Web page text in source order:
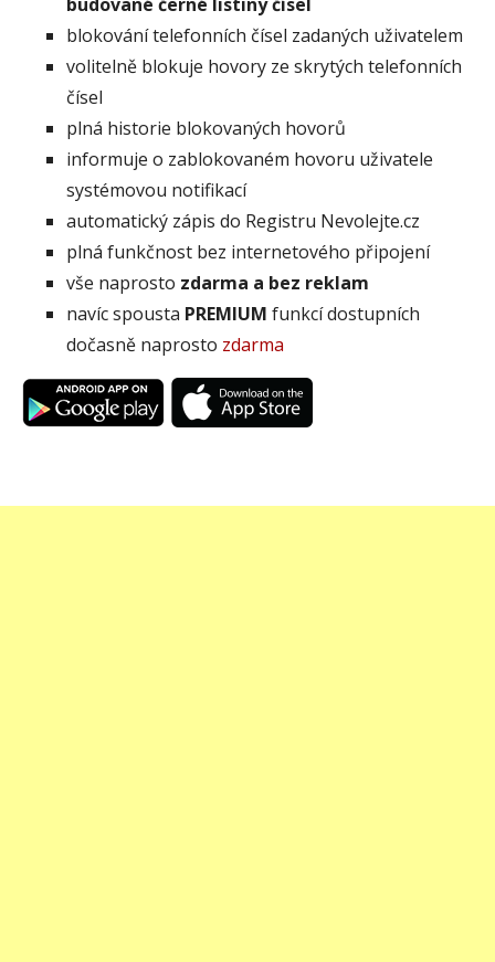
blokování telefonních čísel zadaných uživatelem
volitelně blokuje hovory ze skrytých telefonních
čísel
plná historie blokovaných hovorů
informuje o zablokovaném hovoru uživatele
systémovou notifikací
automatický zápis do Registru Nevolejte.cz
plná funkčnost bez internetového připojení
vše naprosto zdarma a bez reklam
navíc spousta PREMIUM funkcí dostupních
dočasně naprosto zdarma